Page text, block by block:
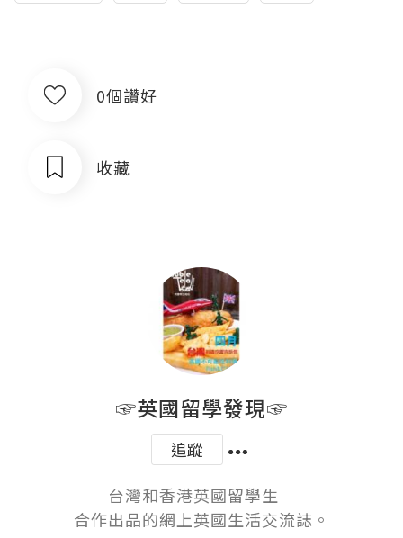
0個讚好
收藏
☞英國留學發現☞
追蹤
台灣和香港英國留學生
合作出品的網上英國生活交流誌。